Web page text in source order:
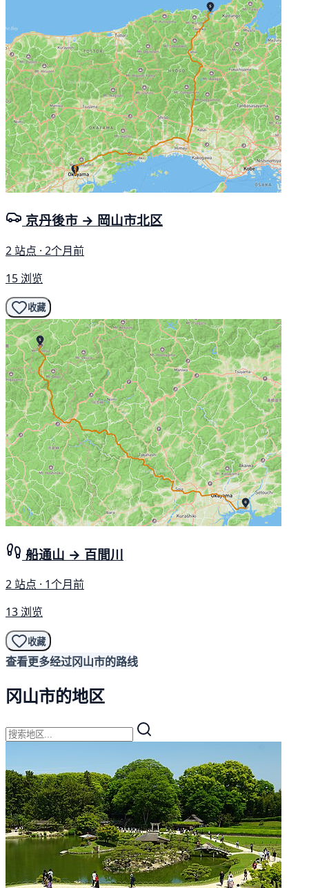
京丹後市 → 岡山市北区
2 站点 · 2个月前
15 浏览
收藏
船通山 → 百間川
2 站点 · 1个月前
13 浏览
收藏
查看更多经过冈山市的路线
冈山市的地区